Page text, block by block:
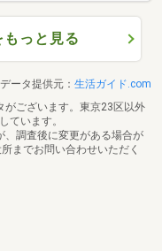
っと見る
ータ提供元： 生活ガイド.com
がございます。東京23区以外
ています。
、調査後に変更がある場合が
までお問い合わせいただく